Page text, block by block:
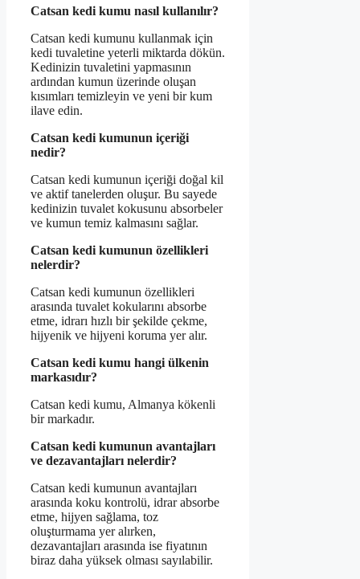
Catsan kedi kumu nasıl kullanılır?
Catsan kedi kumunu kullanmak için
kedi tuvaletine yeterli miktarda dökün.
Kedinizin tuvaletini yapmasının
ardından kumun üzerinde oluşan
kısımları temizleyin ve yeni bir kum
ilave edin.
Catsan kedi kumunun içeriği
nedir?
Catsan kedi kumunun içeriği doğal kil
ve aktif tanelerden oluşur. Bu sayede
kedinizin tuvalet kokusunu absorbeler
ve kumun temiz kalmasını sağlar.
Catsan kedi kumunun özellikleri
nelerdir?
Catsan kedi kumunun özellikleri
arasında tuvalet kokularını absorbe
etme, idrarı hızlı bir şekilde çekme,
hijyenik ve hijyeni koruma yer alır.
Catsan kedi kumu hangi ülkenin
markasıdır?
Catsan kedi kumu, Almanya kökenli
bir markadır.
Catsan kedi kumunun avantajları
ve dezavantajları nelerdir?
Catsan kedi kumunun avantajları
arasında koku kontrolü, idrar absorbe
etme, hijyen sağlama, toz
oluşturmama yer alırken,
dezavantajları arasında ise fiyatının
biraz daha yüksek olması sayılabilir.